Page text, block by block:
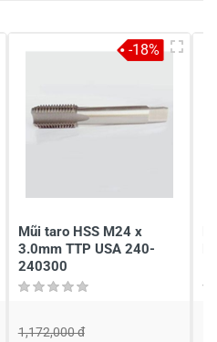
Mũi taro HSS M24 x
3.0mm TTP USA 240-
240300
1,172,000 đ
-18%